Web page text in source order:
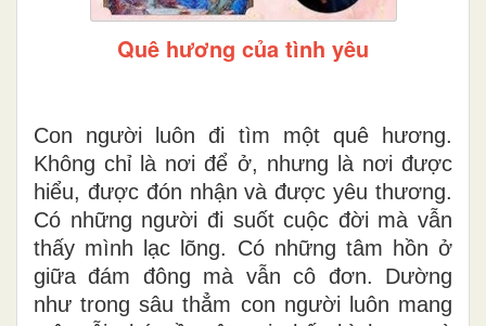
Quê hương của tình yêu
Con người luôn đi tìm một quê hương.
Không chỉ là nơi để ở, nhưng là nơi được
hiểu, được đón nhận và được yêu thương.
Có những người đi suốt cuộc đời mà vẫn
thấy mình lạc lõng. Có những tâm hồn ở
giữa đám đông mà vẫn cô đơn. Dường
như trong sâu thẳm con người luôn mang